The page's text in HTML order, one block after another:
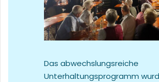
Das abwechslungsreiche
Unterhaltungsprogramm